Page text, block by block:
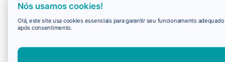
Nós usamos cookies!
Olá, este site usa cookies essenciais para garantir seu funcionamento
após consentimento.